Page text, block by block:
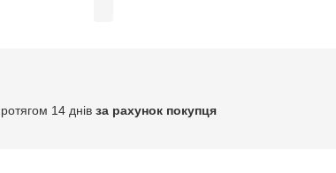
14 днів за рахунок покупця